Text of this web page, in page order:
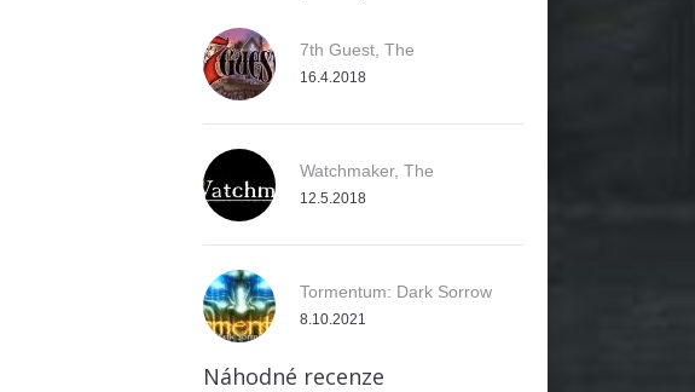
7th Guest, The
16.4.2018
Watchmaker, The
12.5.2018
Tormentum: Dark Sorrow
8.10.2021
Náhodné recenze